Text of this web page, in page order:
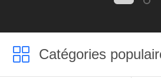
Catégories